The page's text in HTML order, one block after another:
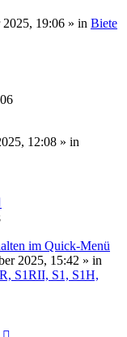
19:06 » in Biete
12:08 » in
im Quick-Menü
2025, 15:42 » in
S1RII, S1, S1H,